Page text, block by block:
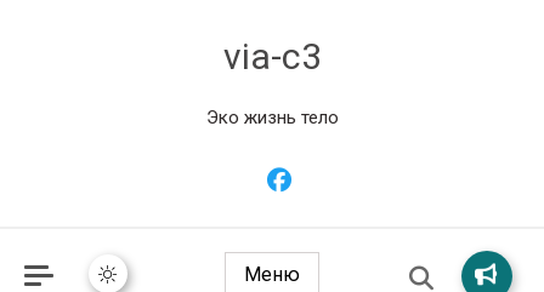
via-c3
Эко жизнь тело
Меню